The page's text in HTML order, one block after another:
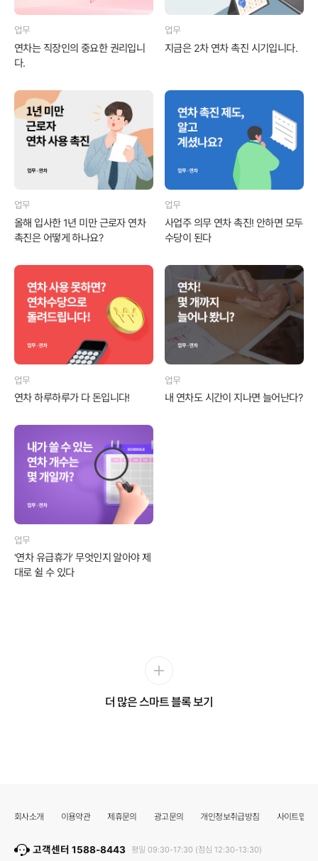
업무
연차는 직장인의 중요한 권리입니
다.
업무
지금은 2차 연차 촉진 시기입니다.
업무
올해 입사한 1년 미만 근로자 연차
촉진은 어떻게 하나요?
업무
사업주 의무 연차 촉진! 안하면 모두
수당이 된다
업무
연차 하루하루가 다 돈입니다!
업무
내 연차도 시간이 지나면 늘어난다?
업무
‘연차 유급휴가’ 무엇인지 알아야 제
대로 쉴 수 있다
더 많은 스마트 블록 보기
회사소개 이용약관 제휴문의 광고문의 개인정보취급방침 사이트맵
고객센터 1588-8443 평일 09:30-17:30 (점심 12:30-13:30)